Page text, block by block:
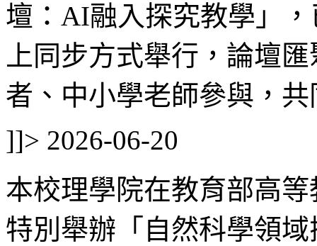
壇：AI融入探究教學」
上同步方式舉行，論壇
者、中小學老師參與，
]]> 2026-06-20
本校理學院在教育部高
特別舉辦「自然科學領